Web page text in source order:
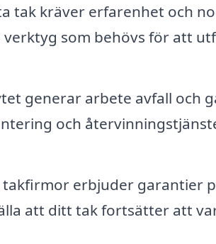
tak kräver erfarenhet och
verktyg som behövs för att
generar arbete avfall och
och
takfirmor erbjuder garantier
att ditt tak fortsätter att